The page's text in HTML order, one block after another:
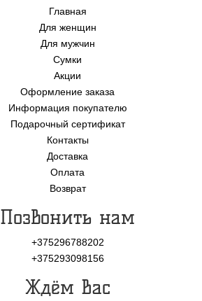
Главная
Для женщин
Для мужчин
Сумки
Акции
Оформление заказа
Информация покупателю
Подарочный сертификат
Контакты
Доставка
Оплата
Возврат
Позвонить нам
+375296788202
+375293098156
Ждём Вас